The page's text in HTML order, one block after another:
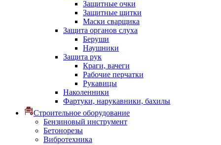
Защитные очки
Защитные щитки
Маски сварщика
Защита органов слуха
Беруши
Наушники
Защита рук
Краги, вачеги
Рабочие перчатки
Рукавицы
Наколенники
Фартуки, нарукавники, бахилы
Строительное оборудование
Бензиновый инструмент
Бетонорезы
Вибротехника